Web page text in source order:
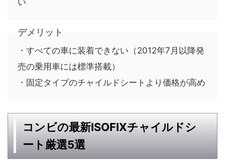
デメリット
・すべての車に装着できない（2012年7月以降発
売の乗用車には標準搭載）
・固定タイプのチャイルドシートより価格が高め
コンビの最新ISOFIXチャイルドシ
ート厳選5選